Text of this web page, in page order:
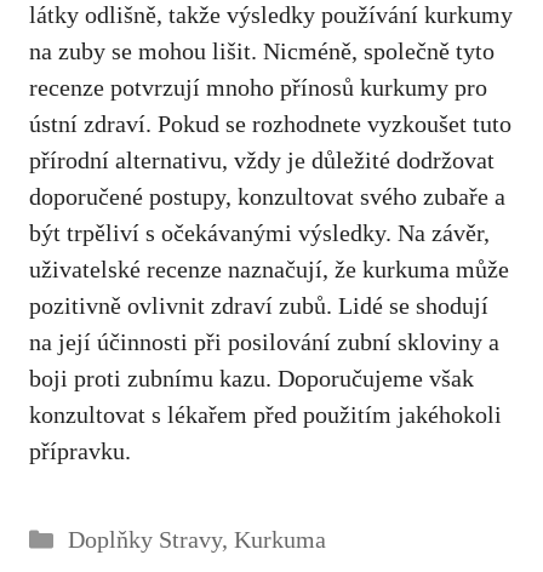
látky odlišně, takže výsledky používání kurkumy
na zuby se mohou lišit. Nicméně, společně tyto
‌recenze potvrzují mnoho přínosů kurkumy pro
ústní zdraví. Pokud se rozhodnete vyzkoušet tuto
přírodní alternativu, vždy je důležité dodržovat
doporučené postupy, konzultovat⁣ svého zubaře a
⁢být trpěliví s ‌očekávanými výsledky. Na závěr,
uživatelské recenze naznačují,‍ že kurkuma může
pozitivně ovlivnit zdraví zubů. Lidé se shodují
na její účinnosti při ‌posilování zubní skloviny a
boji proti ⁤zubnímu kazu. Doporučujeme však
konzultovat s ‍lékařem před použitím jakéhokoli
přípravku.
Rubriky
Doplňky Stravy, Kurkuma